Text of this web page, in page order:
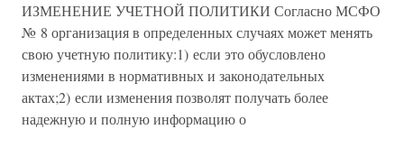
ИЗМЕНЕНИЕ УЧЕТНОЙ ПОЛИТИКИ Согласно МСФО
№ 8 организация в определенных случаях может менять
свою учетную политику:1) если это обусловлено
изменениями в нормативных и законодательных
актах;2) если изменения позволят получать более
надежную и полную информацию о